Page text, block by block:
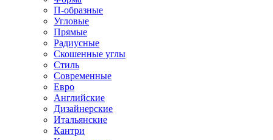
П-образные
Угловые
Прямые
Радиусные
Скошенные углы
Стиль
Современные
Евро
Английские
Дизайнерские
Итальянские
Кантри